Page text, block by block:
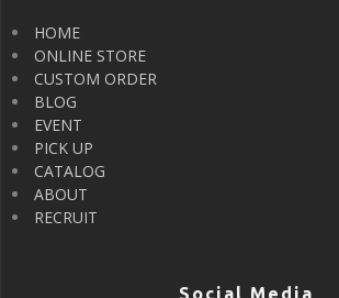
HOME
ONLINE STORE
CUSTOM ORDER
BLOG
EVENT
PICK UP
CATALOG
ABOUT
RECRUIT
Social Media